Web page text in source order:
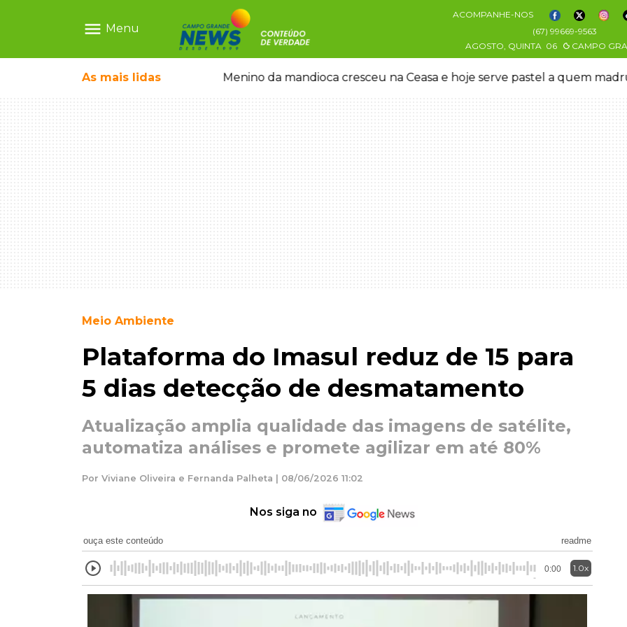
menu Menu
ACOMPANHE-NOS
(67) 99669-9563
AGOSTO, QUINTA 06 CAMPO
As mais lidas
falso e prende pai e filho Menino da mandioca cresceu na Ceasa e hoje serve pastel a quem
Meio Ambiente
Plataforma do Imasul reduz de 15 para
5 dias detecção de desmatamento
Atualização amplia qualidade das imagens de satélite,
automatiza análises e promete agilizar em até 80%
Por Viviane Oliveira e Fernanda Palheta | 08/06/2026 11:02
Nos siga no
ouça este conteúdo readme
0:00 1.0x